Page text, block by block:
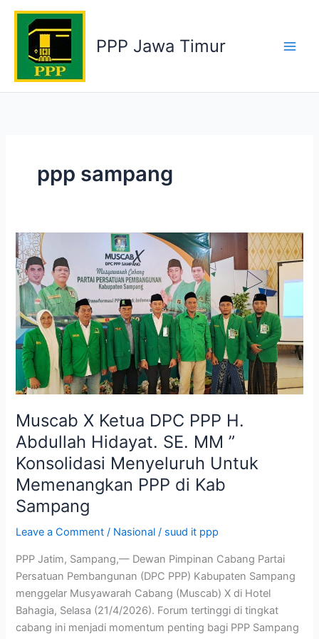
Skip
content
PPP Jawa Timur
ppp sampang
Muscab X Ketua DPC PPP H.
Abdullah Hidayat. SE. MM ”
Konsolidasi Menyeluruh Untuk
Memenangkan PPP di Kab
Sampang
Leave a Comment / Nasional / suud it ppp
PPP Jatim, Sampang,— Dewan Pimpinan Cabang Partai
Persatuan Pembangunan (DPC PPP) Kabupaten Sampang
menggelar Musyawarah Cabang (Muscab) X di Hotel
Bahagia, Selasa (21/4/2026). Forum tertinggi di tingkat
cabang ini menjadi momentum penting bagi PPP Sampang
Muscab
X
Ketua
DPC
PPP
H.
Abdullah
Hidayat.
SE.
MM
”
Konsolidasi
Menyeluruh
Untuk
Memenangkan
PPP
di
Kab